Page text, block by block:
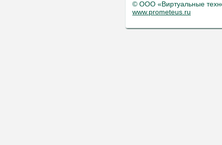
© ООО «Виртуальные
www.prometeus.ru